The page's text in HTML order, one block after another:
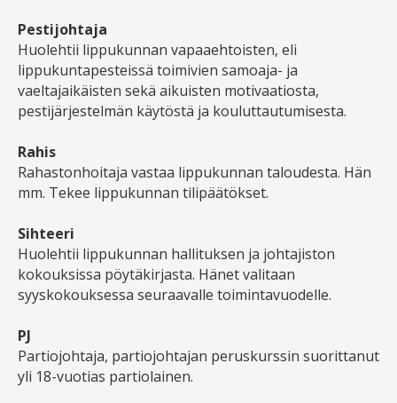
Pestijohtaja
Huolehtii lippukunnan vapaaehtoisten, eli
lippukuntapesteissä toimivien samoaja- ja
vaeltajaikäisten sekä aikuisten motivaatiosta,
pestijärjestelmän käytöstä ja kouluttautumisesta.
Rahis
Rahastonhoitaja vastaa lippukunnan taloudesta. Hän
mm. Tekee lippukunnan tilipäätökset.
Sihteeri
Huolehtii lippukunnan hallituksen ja johtajiston
kokouksissa pöytäkirjasta. Hänet valitaan
syyskokouksessa seuraavalle toimintavuodelle.
PJ
Partiojohtaja, partiojohtajan peruskurssin suorittanut
yli 18-vuotias partiolainen.